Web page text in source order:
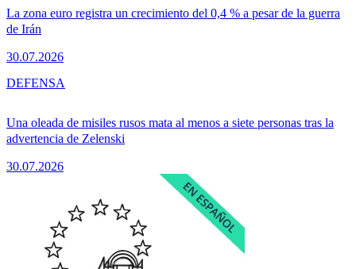
La zona euro registra un crecimiento del 0,4 % a pesar de la guerra
de Irán
30.07.2026
Una oleada de misiles rusos mata al menos a siete personas tras la
advertencia de Zelenski
30.07.2026
DEFENSA